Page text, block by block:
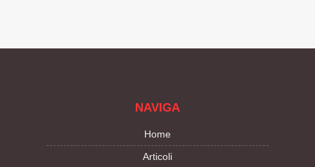
NAVIGA
Home
Articoli